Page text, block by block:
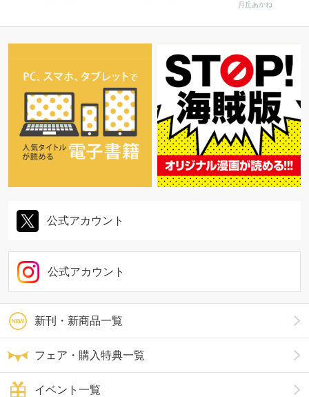
月丘あかね
新刊・新商品一覧
フェア・購入特典一覧
イベント一覧
公式アカウント
公式アカウント